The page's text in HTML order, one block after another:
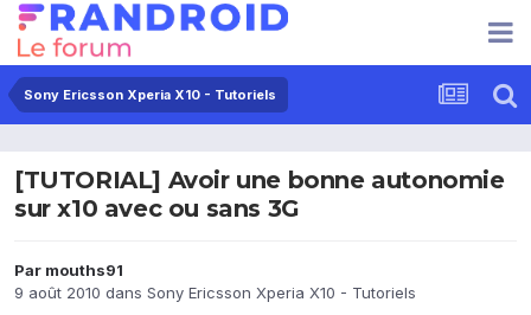
Sony Ericsson Xperia X10 - Tutoriels
[TUTORIAL] Avoir une bonne autonomie
sur x10 avec ou sans 3G
Par mouths91
9 août 2010 dans Sony Ericsson Xperia X10 - Tutoriels